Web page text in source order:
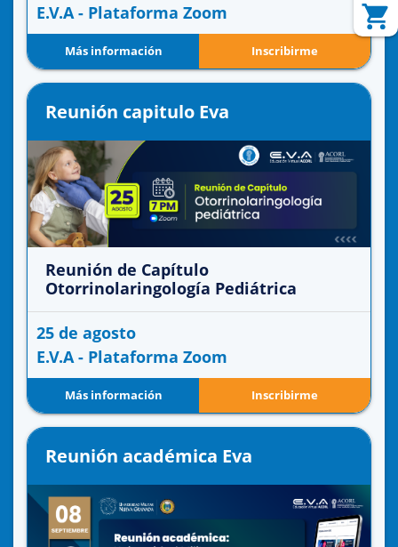
E.V.A - Plataforma Zoom
Más información Inscribirme
Reunión capitulo Eva
Reunión de Capítulo
Otorrinolaringología Pediátrica
25 de agosto
E.V.A - Plataforma Zoom
Más información Inscribirme
Reunión académica Eva